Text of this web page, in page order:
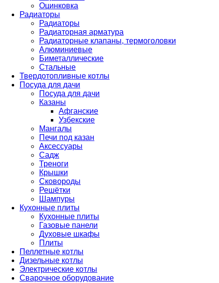
Оцинковка
Радиаторы
Радиаторы
Радиаторная арматура
Радиаторные клапаны, термоголовки
Алюминиевые
Биметаллические
Стальные
Твердотопливные котлы
Посуда для дачи
Посуда для дачи
Казаны
Афганские
Узбекские
Мангалы
Печи под казан
Аксессуары
Садж
Треноги
Крышки
Сковороды
Решётки
Шампуры
Кухонные плиты
Кухонные плиты
Газовые панели
Духовые шкафы
Плиты
Пеллетные котлы
Дизельные котлы
Электрические котлы
Сварочное оборудование